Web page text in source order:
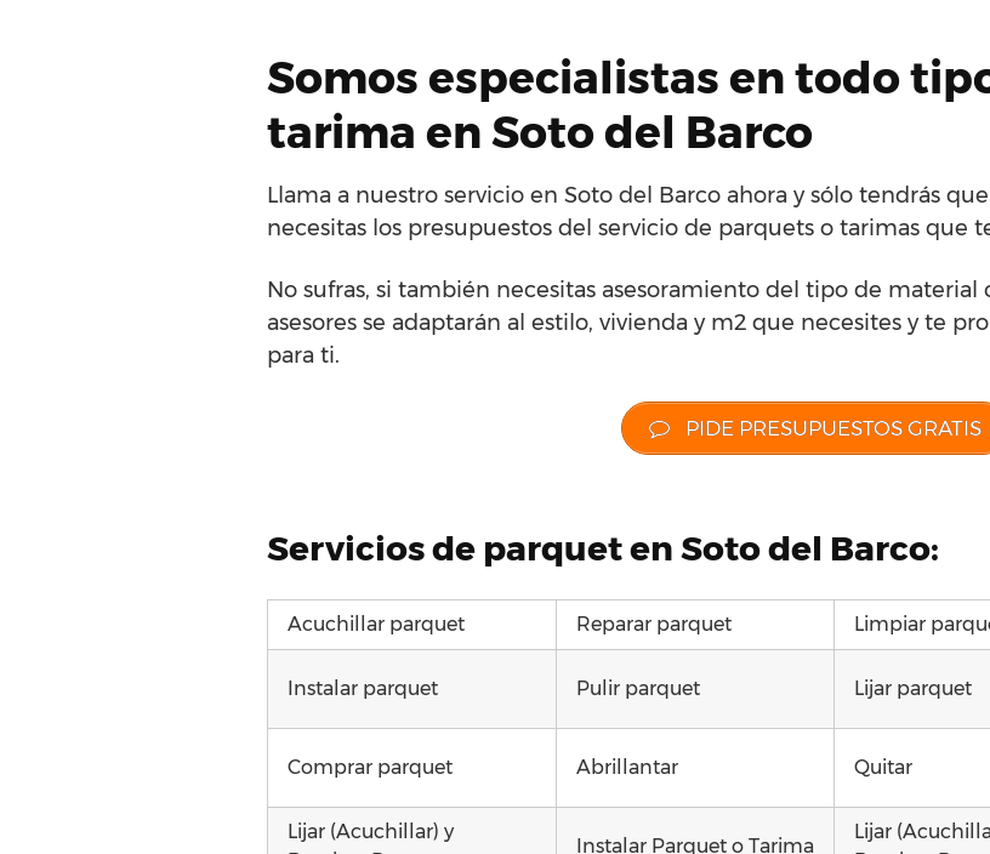
Somos especialistas en todo
tarima en Soto del Barco
Llama a nuestro servicio en Soto del Barco ahora y sólo tendrás
necesitas los presupuestos del servicio de parquets o tarimas que
No sufras, si también necesitas asesoramiento del tipo de material
asesores se adaptarán al estilo, vivienda y m2 que necesites y te
para ti.
PIDE PRESUPUESTOS GRATIS
Servicios de parquet en Soto del Barco:
Acuchillar parquet Reparar parquet Limpiar
Instalar parquet Pulir parquet Lijar parquet
Comprar parquet Abrillantar Quitar
Lijar (Acuchillar) y
Instalar Parquet o Tarima
Lijar